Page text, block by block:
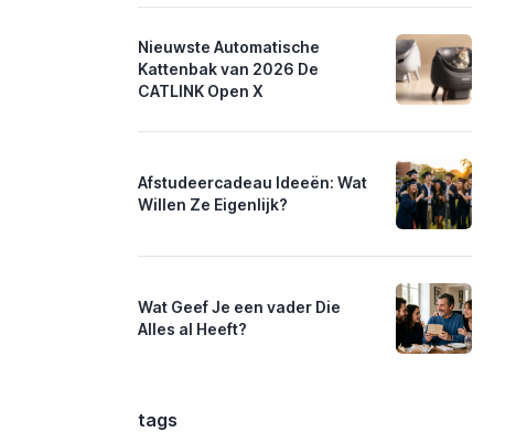
Nieuwste Automatische
Kattenbak van 2026 De
CATLINK Open X
Afstudeercadeau Ideeën: Wat
Willen Ze Eigenlijk?
Wat Geef Je een vader Die
Alles al Heeft?
tags